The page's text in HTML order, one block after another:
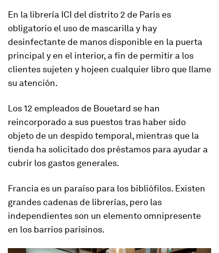
En la librería ICI del distrito 2 de París es
obligatorio el uso de mascarilla y hay
desinfectante de manos disponible en la puerta
principal y en el interior, a fin de permitir a los
clientes sujeten y hojeen cualquier libro que llame
su atención.
Los 12 empleados de Bouetard se han
reincorporado a sus puestos tras haber sido
objeto de un despido temporal, mientras que la
tienda ha solicitado dos préstamos para ayudar a
cubrir los gastos generales.
Francia es un paraíso para los bibliófilos. Existen
grandes cadenas de librerías, pero las
independientes son un elemento omnipresente
en los barrios parisinos.